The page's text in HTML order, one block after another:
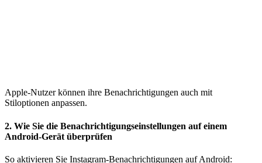
Apple-Nutzer können ihre Benachrichtigungen auch mit
Stiloptionen anpassen.
2. Wie Sie die Benachrichtigungseinstellungen auf einem
Android-Gerät überprüfen
So aktivieren Sie Instagram-Benachrichtigungen auf Android: